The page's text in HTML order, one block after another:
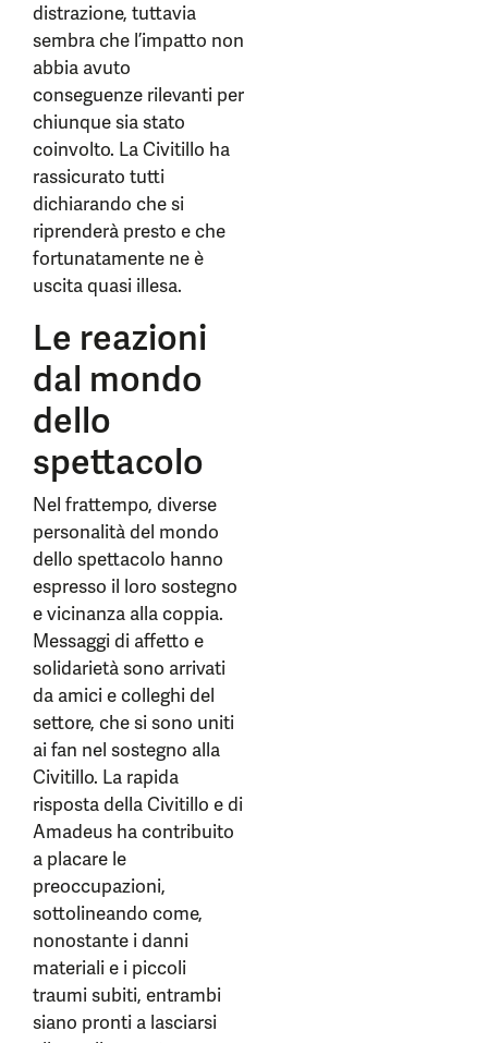
distrazione, tuttavia
sembra che l’impatto non
abbia avuto
conseguenze rilevanti per
chiunque sia stato
coinvolto. La Civitillo ha
rassicurato tutti
dichiarando che si
riprenderà presto e che
fortunatamente ne è
uscita quasi illesa.
Le reazioni
dal mondo
dello
spettacolo
Nel frattempo, diverse
personalità del mondo
dello spettacolo hanno
espresso il loro sostegno
e vicinanza alla coppia.
Messaggi di affetto e
solidarietà sono arrivati
da amici e colleghi del
settore, che si sono uniti
ai fan nel sostegno alla
Civitillo. La rapida
risposta della Civitillo e di
Amadeus ha contribuito
a placare le
preoccupazioni,
sottolineando come,
nonostante i danni
materiali e i piccoli
traumi subiti, entrambi
siano pronti a lasciarsi